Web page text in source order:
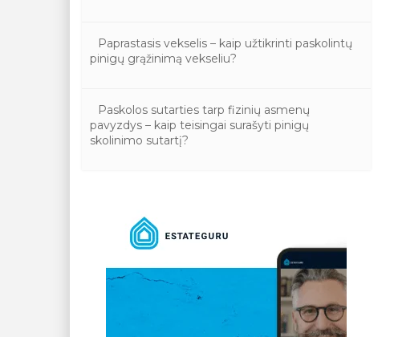
Paprastasis vekselis – kaip užtikrinti paskolintų
pinigų grąžinimą vekseliu?
Paskolos sutarties tarp fizinių asmenų
pavyzdys – kaip teisingai surašyti pinigų
skolinimo sutartį?